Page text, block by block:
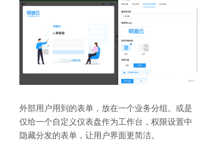
外部用户用到的表单，放在一个业务分组。或是
仅给一个自定义仪表盘作为工作台，权限设置中
隐藏分发的表单，让用户界面更简洁。